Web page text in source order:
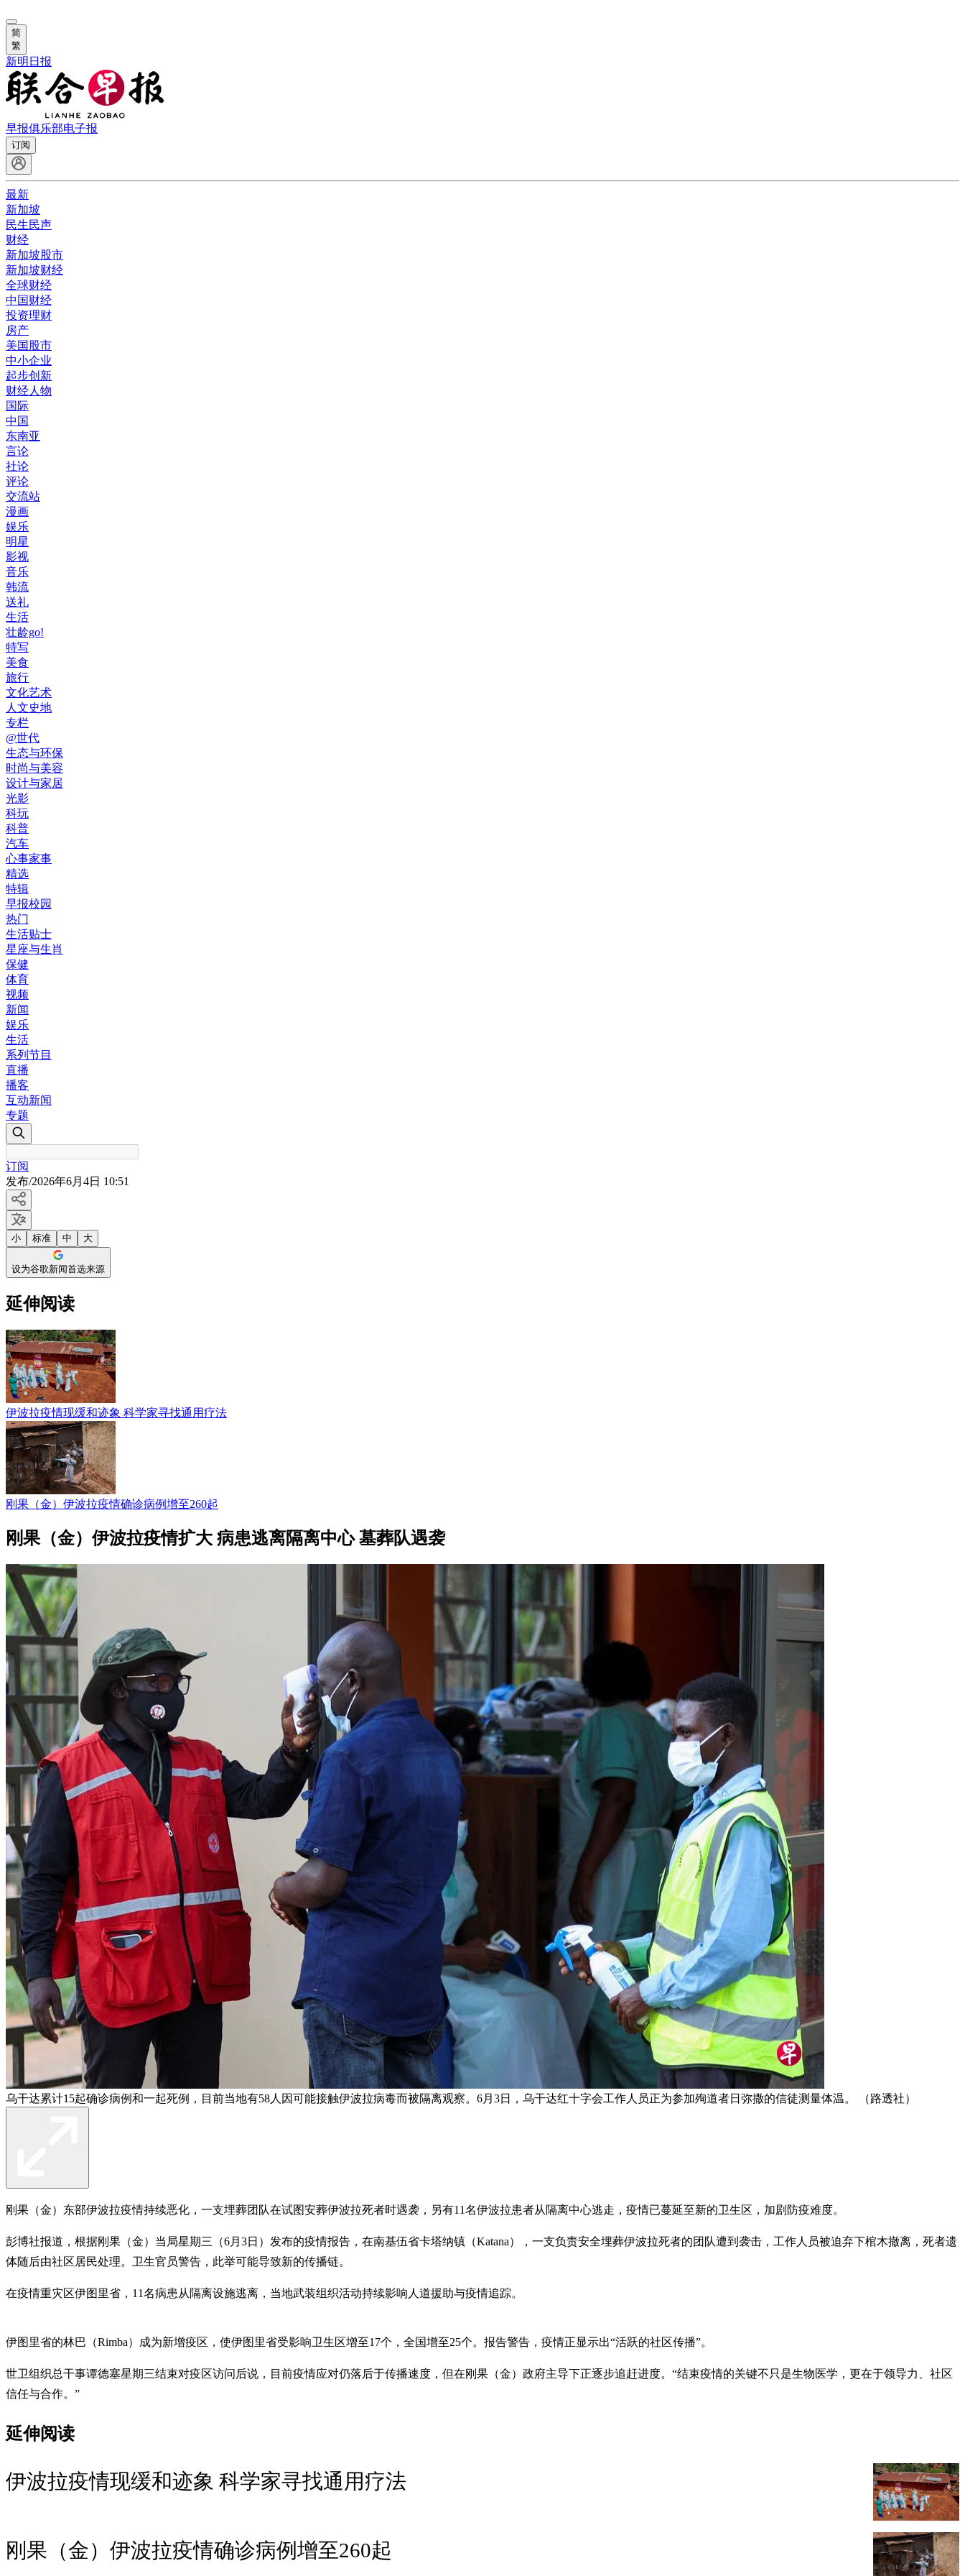
简
繁
新明日报
早报俱乐部电子报
订阅
最新
新加坡
民生民声
财经
新加坡股市
新加坡财经
全球财经
中国财经
投资理财
房产
美国股市
中小企业
起步创新
财经人物
国际
中国
东南亚
言论
社论
评论
交流站
漫画
娱乐
明星
影视
音乐
韩流
送礼
生活
壮龄go!
特写
美食
旅行
文化艺术
人文史地
专栏
@世代
生态与环保
时尚与美容
设计与家居
光影
科玩
科普
汽车
心事家事
精选
特辑
早报校园
热门
生活贴士
星座与生肖
保健
体育
视频
新闻
娱乐
生活
系列节目
直播
播客
互动新闻
专题
订阅
发布/2026年6月4日 10:51
小 标准 中 大
设为谷歌新闻首选来源
延伸阅读
伊波拉疫情现缓和迹象 科学家寻找通用疗法
刚果（金）伊波拉疫情确诊病例增至260起
刚果（金）伊波拉疫情扩大 病患逃离隔离中心 墓葬队遇袭
乌干达累计15起确诊病例和一起死例，目前当地有58人因可能接触伊波拉病毒而被隔离观察。6月3日，乌干达红十字会工作人员正为参加殉道者日弥撒的信徒测量体温。 （路透社）
刚果（金）东部伊波拉疫情持续恶化，一支埋葬团队在试图安葬伊波拉死者时遇袭，另有11名伊波拉患者从隔离中心逃走，疫情已蔓延至新的卫生区，加剧防疫难度。
彭博社报道，根据刚果（金）当局星期三（6月3日）发布的疫情报告，在南基伍省卡塔纳镇（Katana），一支负责安全埋葬伊波拉死者的团队遭到袭击，工作人员被迫弃下棺木撤离，死者遗
体随后由社区居民处理。卫生官员警告，此举可能导致新的传播链。
在疫情重灾区伊图里省，11名病患从隔离设施逃离，当地武装组织活动持续影响人道援助与疫情追踪。
伊图里省的林巴（Rimba）成为新增疫区，使伊图里省受影响卫生区增至17个，全国增至25个。报告警告，疫情正显示出“活跃的社区传播”。
世卫组织总干事谭德塞星期三结束对疫区访问后说，目前疫情应对仍落后于传播速度，但在刚果（金）政府主导下正逐步追赶进度。“结束疫情的关键不只是生物医学，更在于领导力、社区
信任与合作。”
延伸阅读
伊波拉疫情现缓和迹象 科学家寻找通用疗法
刚果（金）伊波拉疫情确诊病例增至260起